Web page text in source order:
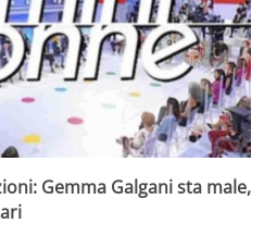
Gemma Galgani sta male,